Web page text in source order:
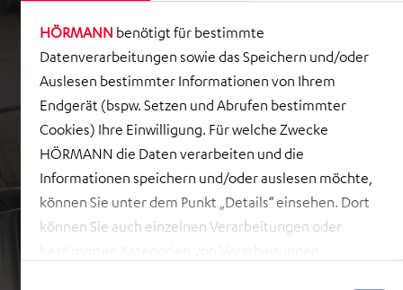
HÖRMANN benötigt für bestimmte
Datenverarbeitungen sowie das Speichern und/oder
Auslesen bestimmter Informationen von Ihrem
Endgerät (bspw. Setzen und Abrufen bestimmter
Cookies) Ihre Einwilligung. Für welche Zwecke
HÖRMANN die Daten verarbeiten und die
Informationen speichern und/oder auslesen möchte,
können Sie unter dem Punkt „Details“ einsehen. Dort
können Sie auch einzelnen Verarbeitungen oder